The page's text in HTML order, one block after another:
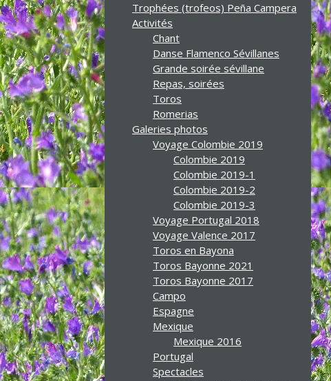
Trophées (trofeos) Peña Campera
Activités
Chant
Danse Flamenco Sévillanes
Grande soirée sévillane
Repas, soirées
Toros
Romerias
Galeries photos
Voyage Colombie 2019
Colombie 2019
Colombie 2019-1
Colombie 2019-2
Colombie 2019-3
Voyage Portugal 2018
Voyage Valence 2017
Toros en Bayona
Toros Bayonne 2021
Toros Bayonne 2017
Campo
Espagne
Mexique
Mexique 2016
Portugal
Spectacles